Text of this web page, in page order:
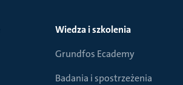
Wiedza i szkolenia
Grundfos Ecademy
Badania i spostrzeżenia